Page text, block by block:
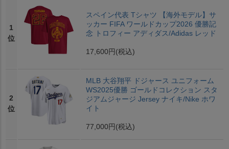
1
位
スペイン代表 Tシャツ 【海外モデル】サ
ッカー FIFA ワールドカップ2026 優勝記
念 トロフィー アディダス/Adidas レッド
17,600円 (税込)
2
位
MLB 大谷翔平 ドジャース ユニフォーム
WS2025優勝 ゴールドコレクション スタ
ジアムジャージ Jersey ナイキ/Nike ホワ
イト
77,000円 (税込)